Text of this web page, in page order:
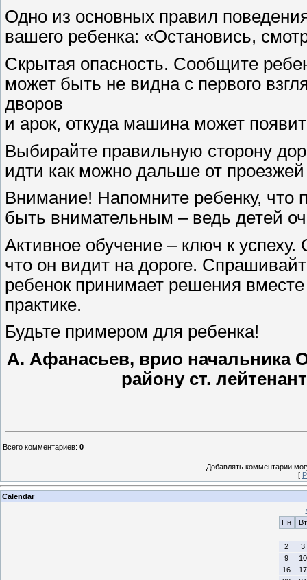
Одно из основных правил
вашего ребенка: «Остановись,
Скрытая опасность. Сообщите
может быть не видна с первого
дворов
и арок, откуда машина может
Выбирайте правильную сторону
идти как можно дальше от проезжей
Внимание! Напомните ребенку, что
быть внимательным – ведь детей
Активное обучение – ключ к
что он видит на дороге.
ребенок принимает решения
практике.
Будьте примером для ребенка!
А. Афанасьев, врио
району
Всего комментариев: 0
Добавлять комментарии
[
Calendar
Пн
Вт
2
3
9
10
16
17